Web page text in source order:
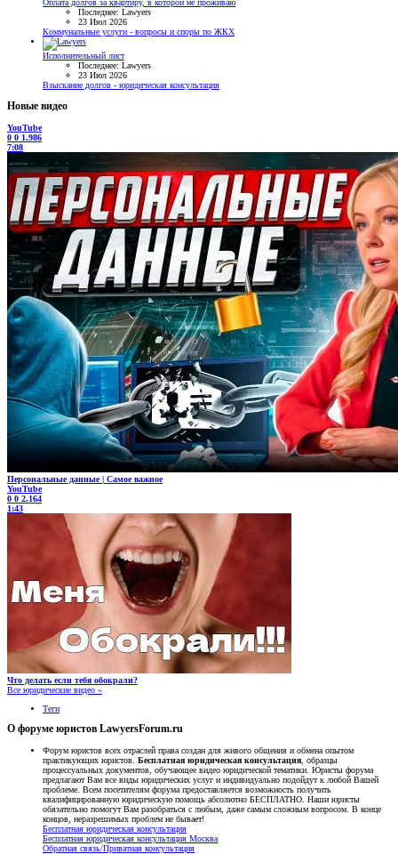
Оплата долгов за квартиру, в которой не проживаю
Последнее: Lawyers
23 Июл 2026
Коммунальные услуги - вопросы и споры по ЖКХ
Исполнительный лист
Последнее: Lawyers
23 Июл 2026
Взыскание долгов - юридическая консультация
Новые видео
YouTube
0 0 1.986
7:08
Персональные данные | Самое важное
YouTube
0 0 2.164
1:43
Что делать если тебя обокрали?
Все юридические видео »
Теги
О форуме юристов LawyersForum.ru
Форум юристов всех отраслей права создан для живого общения и обмена опытом
практикующих юристов. Бесплатная юридическая консультация , образцы
процессуальных документов, обучающее видео юридической тематики. Юристы форума
предлагают Вам все виды юридических услуг и индивидуально подойдут к любой Вашей
проблеме. Всем посетителям форума предоставляется возможность получить
квалифицированную юридическую помощь абсолютно БЕСПЛАТНО. Наши юристы
обязательно помогут Вам разобраться с любым, даже самым сложным вопросом. В конце
концов, неразрешимых проблем не бывает!
Бесплатная юридическая консультация
Бесплатная юридическая консультация Москва
Обратная связь/Приватная консультация